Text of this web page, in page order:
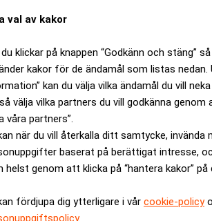
val av kakor
klickar på knappen “Godkänn och stäng”
kakor för de ändamål som listas nedan.
kan du välja vilka ändamål du vill
välja vilka partners du vill godkänna genom
våra partners”.
när du vill återkalla ditt samtycke, invända
baserat på berättigat intresse,
helst genom att klicka på “hantera kakor” på
fördjupa dig ytterligare i vår cookie-policy
.
komma på plats. Enligt
och att samtidigt använda helt nya
och organisationsstukturer.
drivare för svenska och nordiska
förändring. Problemen gäller hela
företag, säger Jonas Malmlund,
tillfrågade företag i Europa räknar
räknar ändå inte med att nå
ANNONS